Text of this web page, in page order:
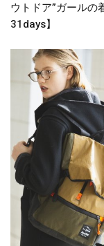
ウトドア”ガールの
31days】